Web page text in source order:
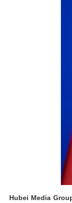
Hubei Media